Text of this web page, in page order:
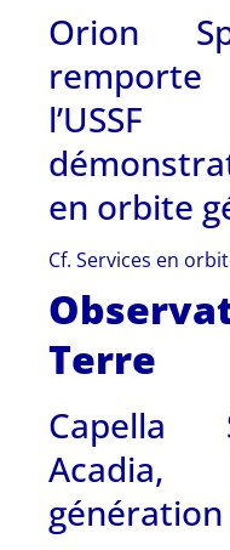
Orion
en orbite
Cf. Services en
Terre
Capella
génération